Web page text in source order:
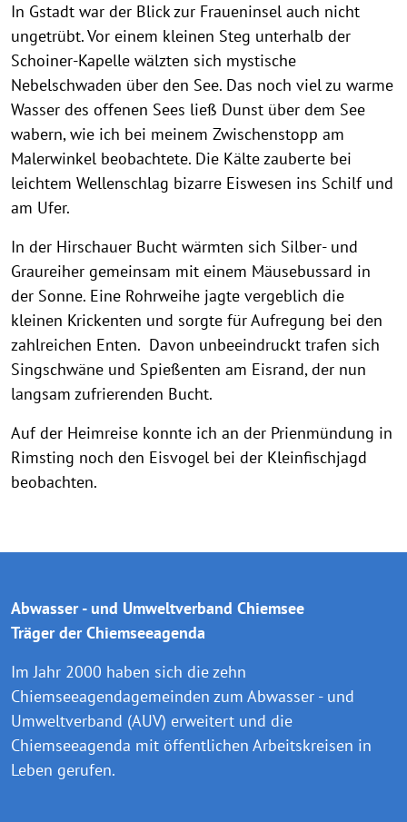
In Gstadt war der Blick zur Fraueninsel auch nicht
ungetrübt. Vor einem kleinen Steg unterhalb der
Schoiner-Kapelle wälzten sich mystische
Nebelschwaden über den See. Das noch viel zu warme
Wasser des offenen Sees ließ Dunst über dem See
wabern, wie ich bei meinem Zwischenstopp am
Malerwinkel beobachtete. Die Kälte zauberte bei
leichtem Wellenschlag bizarre Eiswesen ins Schilf und
am Ufer.
In der Hirschauer Bucht wärmten sich Silber- und
Graureiher gemeinsam mit einem Mäusebussard in
der Sonne. Eine Rohrweihe jagte vergeblich die
kleinen Krickenten und sorgte für Aufregung bei den
zahlreichen Enten. Davon unbeeindruckt trafen sich
Singschwäne und Spießenten am Eisrand, der nun
langsam zufrierenden Bucht.
Auf der Heimreise konnte ich an der Prienmündung in
Rimsting noch den Eisvogel bei der Kleinfischjagd
beobachten.
Abwasser - und Umweltverband Chiemsee
Träger der Chiemseeagenda
Im Jahr 2000 haben sich die zehn
Chiemseeagendagemeinden zum Abwasser - und
Umweltverband (AUV) erweitert und die
Chiemseeagenda mit öffentlichen Arbeitskreisen in
Leben gerufen.